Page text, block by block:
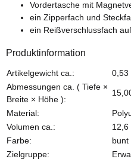
Vordertasche mit
ein Zipperfach und
ein Reißverschlussfach
Produktinformation
Produkteigenschaft
Wert
Artikelgewicht ca.: 0,53
Abmessungen ca. ( Tiefe ×
Breite × Höhe ):
Material:
Volumen ca.:
12,6
Farbe:
bunt
Zielgruppe: